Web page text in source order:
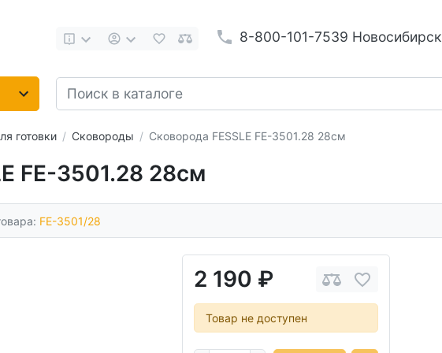
8-800-101-7539 Новосибирск
готовки Сковороды Сковорода FESSLE FE-3501.28 28см
FE-3501.28 28см
FE-3501/28
2 190 ₽
Товар не доступен